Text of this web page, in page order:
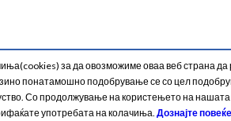
за да овозможиме оваа веб страна да
понатамошно подобрување се со цел
Со продолжување на користењето на
употребата на колачиња. Дознајте повеќе